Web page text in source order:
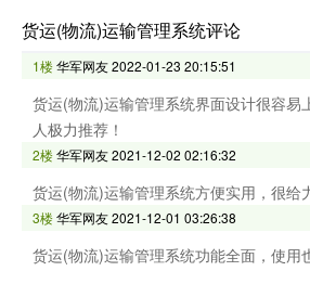
货运(物流)运输管理系统评论
1楼华军网友2022-01-23 20:15:51
货运(物流)运输管理系统界面设计很容易
人极力推荐！
2楼华军网友2021-12-02 02:16:32
货运(物流)运输管理系统方便实用，很给
3楼华军网友2021-12-01 03:26:38
货运(物流)运输管理系统功能全面，使用